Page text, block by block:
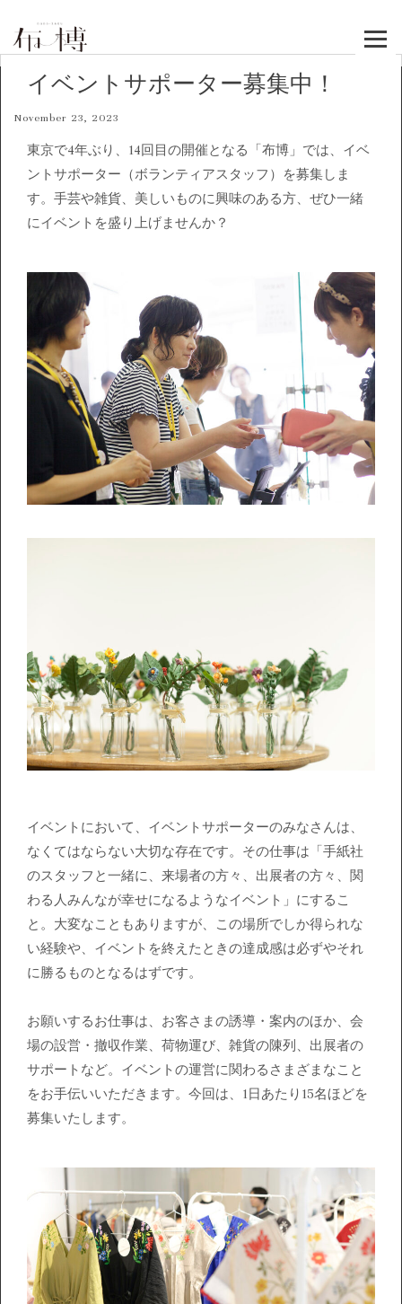
テ
イベントサポーター募集中！
November 23, 2023
東京で4年ぶり、14回目の開催となる「布博」では、イベ
ントサポーター（ボランティアスタッフ）を募集しま
す。手芸や雑貨、美しいものに興味のある方、ぜひ一緒
にイベントを盛り上げませんか？
イベントにおいて、イベントサポーターのみなさんは、
なくてはならない大切な存在です。その仕事は「手紙社
のスタッフと一緒に、来場者の方々、出展者の方々、関
わる人みんなが幸せになるようなイベント」にするこ
と。大変なこともありますが、この場所でしか得られな
い経験や、イベントを終えたときの達成感は必ずやそれ
に勝るものとなるはずです。
お願いするお仕事は、お客さまの誘導・案内のほか、会
場の設営・撤収作業、荷物運び、雑貨の陳列、出展者の
サポートなど。イベントの運営に関わるさまざまなこと
をお手伝いいただきます。今回は、1日あたり15名ほどを
募集いたします。